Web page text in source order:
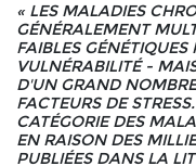
« LES MALADIES
GÉNÉRALEMENT
FAIBLES GÉNÉTIQUES
VULNÉRABILITÉ -
D'UN GRAND
FACTEURS DE
CATÉGORIE DES
EN RAISON DES
PUBLIÉES DANS LA